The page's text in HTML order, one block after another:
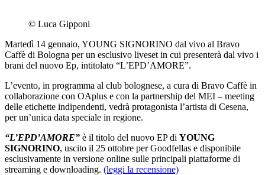
© Luca Gipponi
Martedì 14 gennaio, YOUNG SIGNORINO dal vivo al Bravo
Caffè di Bologna per un esclusivo liveset in cui presenterà dal vivo i
brani del nuovo Ep, intitolato “L’EPD’AMORE”.
L’evento, in programma al club bolognese, a cura di Bravo Caffè in
collaborazione con OAplus e con la partnership del MEI – meeting
delle etichette indipendenti, vedrà protagonista l’artista di Cesena,
per un’unica data speciale in regione.
“L’EPD’AMORE” è il titolo del nuovo EP di YOUNG
SIGNORINO, uscito il 25 ottobre per Goodfellas e disponibile
esclusivamente in versione online sulle principali piattaforme di
streaming e downloading. (leggi la recensione)